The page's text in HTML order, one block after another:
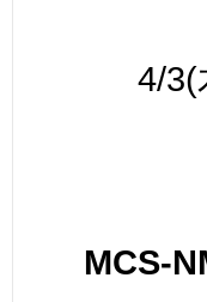
4/3(
MCS-